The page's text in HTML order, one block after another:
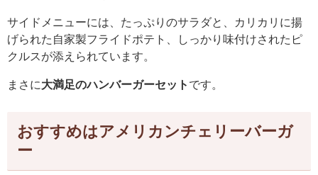
サイドメニューには、たっぷりのサラダと、カリカリに揚
げられた自家製フライドポテト、しっかり味付けされたピ
クルスが添えられています。
まさに大満足のハンバーガーセット です。
おすすめはアメリカンチェリーバーガ
ー